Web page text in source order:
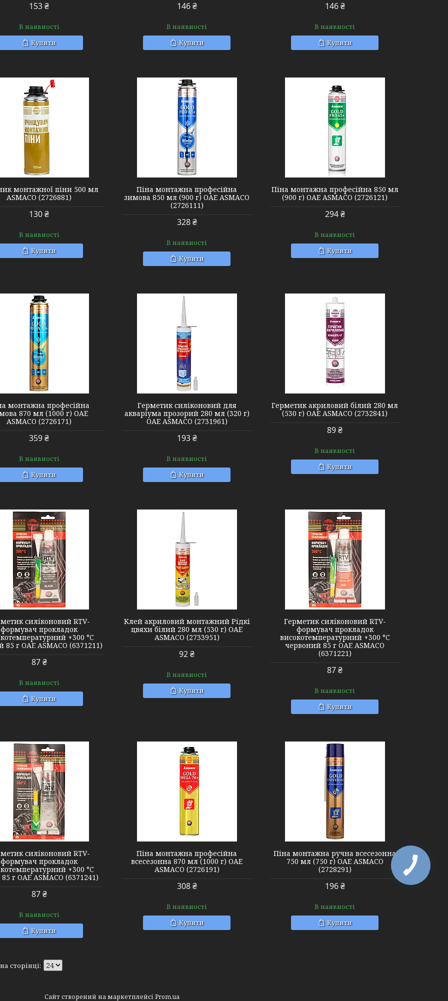
153 ₴
В наявності
Купити
146 ₴
В наявності
Купити
146 ₴
В наявності
Купити
монтажної піни 500 мл
ASMACO (2726881)
130 ₴
В наявності
Купити
2726111
Піна монтажна професійна
зимова 850 мл (900 г) ОАЕ ASMACO
(2726111)
328 ₴
В наявності
Купити
2726121
Піна монтажна професійна 850 мл
(900 г) ОАЕ ASMACO (2726121)
294 ₴
В наявності
Купити
монтажна професійна
870 мл (1000 г) ОАЕ
ASMACO (2726171)
359 ₴
В наявності
Купити
2731961
Герметик силіконовий для
акваріума прозорий 280 мл (320 г)
ОАЕ ASMACO (2731961)
193 ₴
В наявності
Купити
2732841
Герметик акриловий білий 280 мл
(530 г) ОАЕ ASMACO (2732841)
89 ₴
В наявності
Купити
силіконовий RTV-
формувач прокладок
+300 °C
85 г OAE ASMACO (6371211)
87 ₴
В наявності
Купити
2733951
Клей акриловий монтажний Рідкі
цвяхи білий 280 мл (530 г) ОАЕ
ASMACO (2733951)
92 ₴
В наявності
Купити
6371221
Герметик силіконовий RTV-
формувач прокладок
високотемпературний +300 °C
червоний 85 г OAE ASMACO
(6371221)
87 ₴
В наявності
Купити
силіконовий RTV-
формувач прокладок
+300 °C
г OAE ASMACO (6371241)
87 ₴
В наявності
Купити
2726191
Піна монтажна професійна
всесезонна 870 мл (1000 г) ОАЕ
ASMACO (2726191)
308 ₴
В наявності
Купити
2728291
Піна монтажна ручна всесезонна
750 мл (750 г) ОАЕ ASMACO
(2728291)
196 ₴
В наявності
Купити
Сайт створений на маркетплейсі Prom.ua